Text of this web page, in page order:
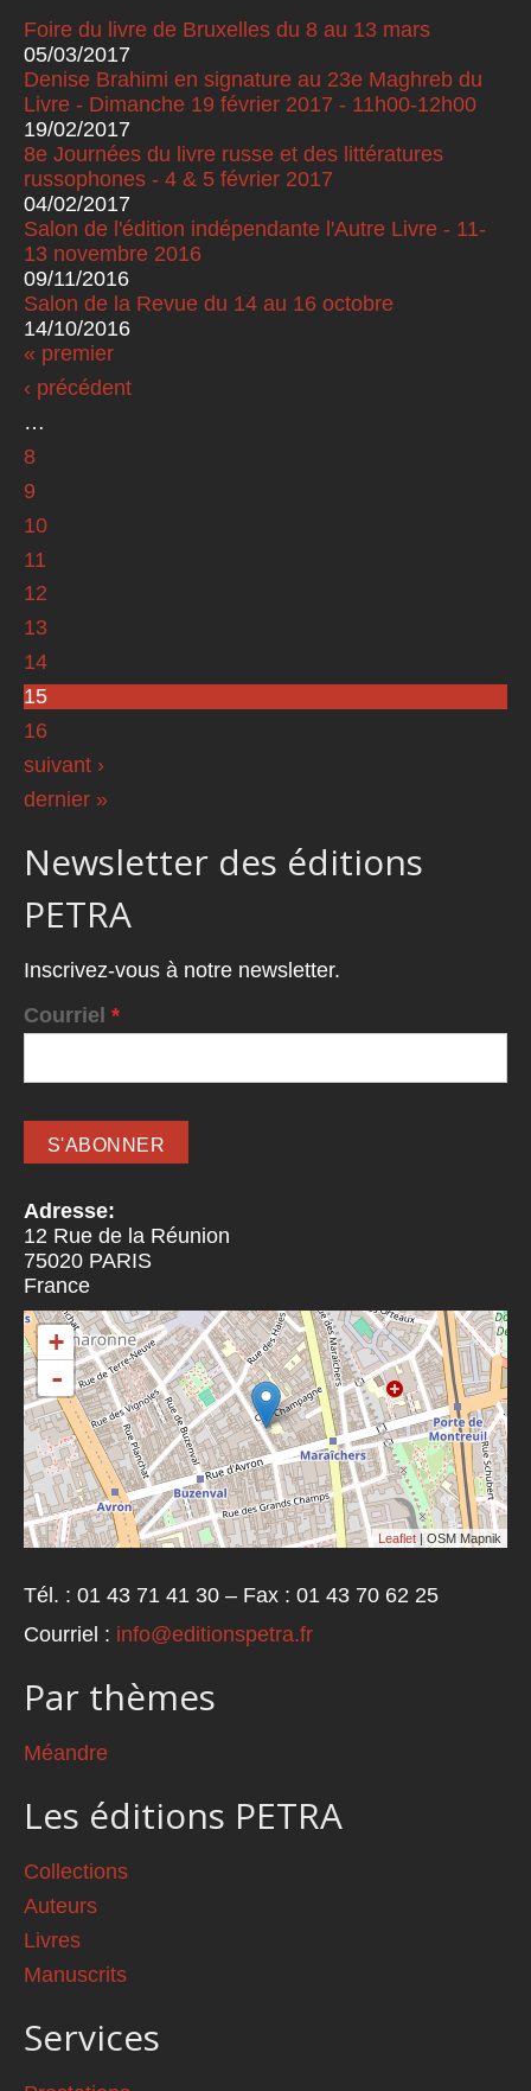
Foire du livre de Bruxelles du 8 au 13 mars
05/03/2017
Denise Brahimi en signature au 23e Maghreb du
Livre - Dimanche 19 février 2017 - 11h00-12h00
19/02/2017
8e Journées du livre russe et des littératures
russophones - 4 & 5 février 2017
04/02/2017
Salon de l'édition indépendante l'Autre Livre - 11-
13 novembre 2016
09/11/2016
Salon de la Revue du 14 au 16 octobre
14/10/2016
Pages
« premier
‹ précédent
…
8
9
10
11
12
13
14
15
16
suivant ›
dernier »
Newsletter des éditions
PETRA
Inscrivez-vous à notre newsletter.
Courriel *
Adresse:
12 Rue de la Réunion
75020 PARIS
France
+
-
Leaflet | OSM Mapnik
Tél. : 01 43 71 41 30 – Fax : 01 43 70 62 25
Courriel : info@editionspetra.fr
Par thèmes
Méandre
Les éditions PETRA
Collections
Auteurs
Livres
Manuscrits
Services